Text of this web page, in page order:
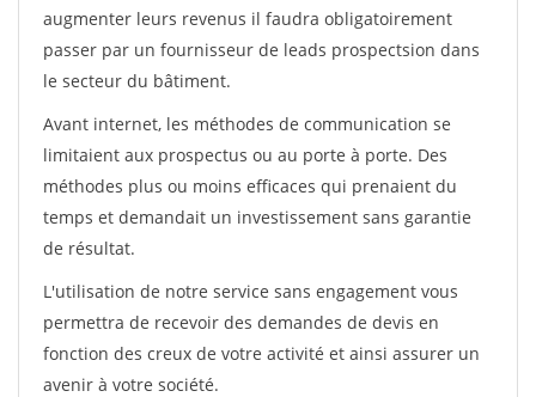
augmenter leurs revenus il faudra obligatoirement
passer par un fournisseur de leads prospectsion dans
le secteur du bâtiment.
Avant internet, les méthodes de communication se
limitaient aux prospectus ou au porte à porte. Des
méthodes plus ou moins efficaces qui prenaient du
temps et demandait un investissement sans garantie
de résultat.
L'utilisation de notre service sans engagement vous
permettra de recevoir des demandes de devis en
fonction des creux de votre activité et ainsi assurer un
avenir à votre société.